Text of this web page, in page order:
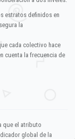
estratos definidos en
la
cada colectivo hace
cuenta la frecuencia de
que el atributo
global de la